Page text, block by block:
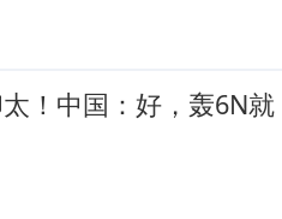
！中国：好，轰6N就